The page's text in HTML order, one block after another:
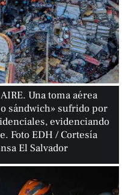
Una toma aérea
sándwich» sufrido por
evidenciando
Foto EDH / Cortesía
El Salvador